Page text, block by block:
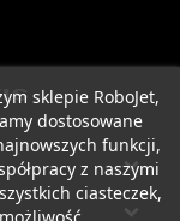
sklepie RoboJet,
dostosowane
funkcji,
z naszymi
ciasteczek,